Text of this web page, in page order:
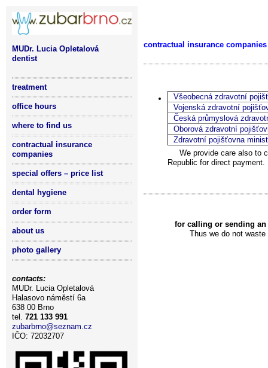
MUDr. Lucia Opletalová
dentist
treatment
office hours
where to find us
contractual insurance
companies
special offers – price list
dental hygiene
order form
about us
photo gallery
contacts:
MUDr. Lucia Opletalová
Halasovo náměstí 6a
638 00 Brno
tel. 721 133 991
zubarbrno@seznam.cz
IČO: 72032707
contractual insurance
Všeobecná zdravotní
Vojenská zdravotní
Česká průmyslová
Oborová zdravotní
Zdravotní pojišťovna
We provide care also to
Republic for direct payment.
for calling or sending
Thus we do not